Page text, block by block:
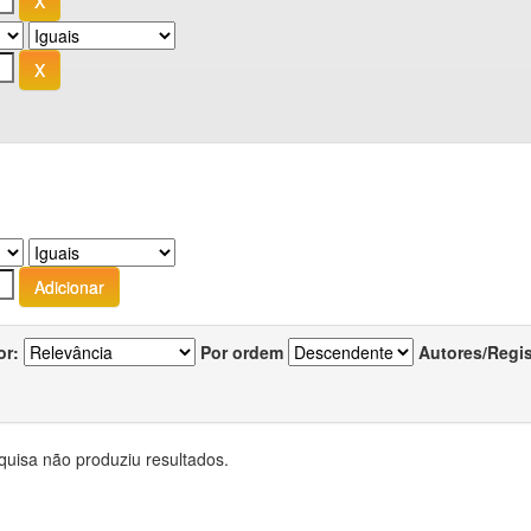
Por ordem Autores/
não produziu resultados.